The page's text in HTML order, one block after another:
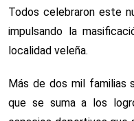
Todos celebraron este
impulsando la
localidad veleña.
Más de dos mil familias
que se suma a los